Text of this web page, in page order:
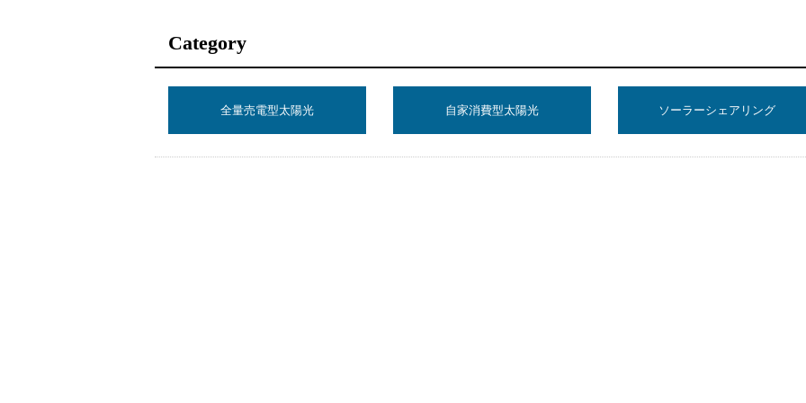
Category
全量売電型太陽光 自家消費型太陽光 ソーラーシェアリング